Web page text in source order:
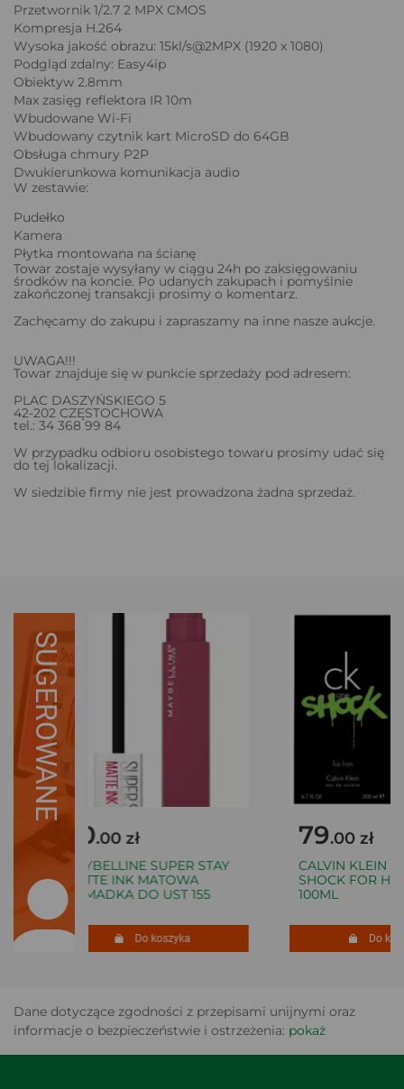
Przetwornik 1/2.7 2 MPX CMOS
Kompresja H.264
Wysoka jakość obrazu: 15kl/s@2MPX (1920 x 1080)
Podgląd zdalny: Easy4ip
Obiektyw 2.8mm
Max zasięg reflektora IR 10m
Wbudowane Wi-Fi
Wbudowany czytnik kart MicroSD do 64GB
Obsługa chmury P2P
Dwukierunkowa komunikacja audio
W zestawie:
Pudełko
Kamera
Płytka montowana na ścianę
Towar zostaje wysyłany w ciągu 24h po zaksięgowaniu
środków na koncie. Po udanych zakupach i pomyślnie
zakończonej transakcji prosimy o komentarz.
Zachęcamy do zakupu i zapraszamy na inne nasze aukcje.
UWAGA!!!
Towar znajduje się w punkcie sprzedaży pod adresem:
PLAC DASZYŃSKIEGO 5
42-202 CZĘSTOCHOWA
tel.: 34 368 99 84
W przypadku odbioru osobistego towaru prosimy udać się
do tej lokalizacji.
W siedzibie firmy nie jest prowadzona żadna sprzedaż.
SUGEROWANE
.00 zł
MAYBELLINE SUPER STAY
MATTE INK MATOWA
POMADKA DO UST 155
Do koszyka
79.00 zł
CALVIN KLEIN
SHOCK FOR HIM
100ML
Do
Dane dotyczące zgodności z przepisami unijnymi oraz
informacje o bezpieczeństwie i ostrzeżenia: pokaż